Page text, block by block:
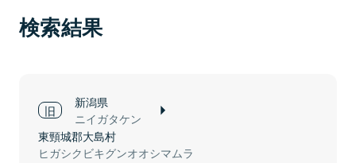
検索結果
新潟県
ニイガタケン
東頸城郡大島村
ヒガシクビキグンオオシマムラ